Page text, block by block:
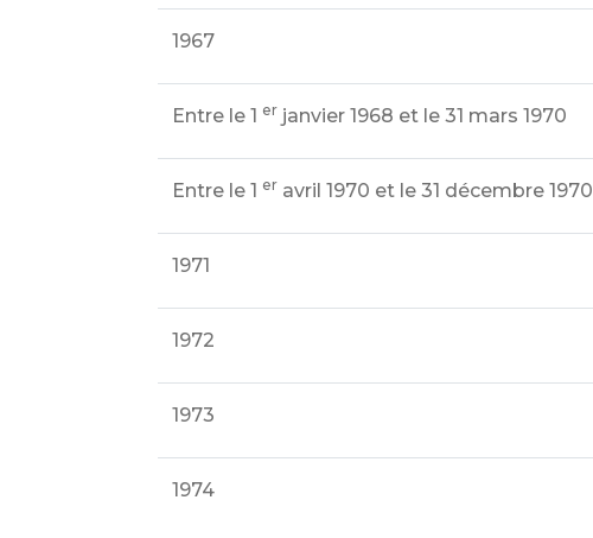
1967
Entre le 1 er janvier 1968 et le 31 mars 1970
Entre le 1 er avril 1970 et le 31 décembre 1970
1971
1972
1973
1974